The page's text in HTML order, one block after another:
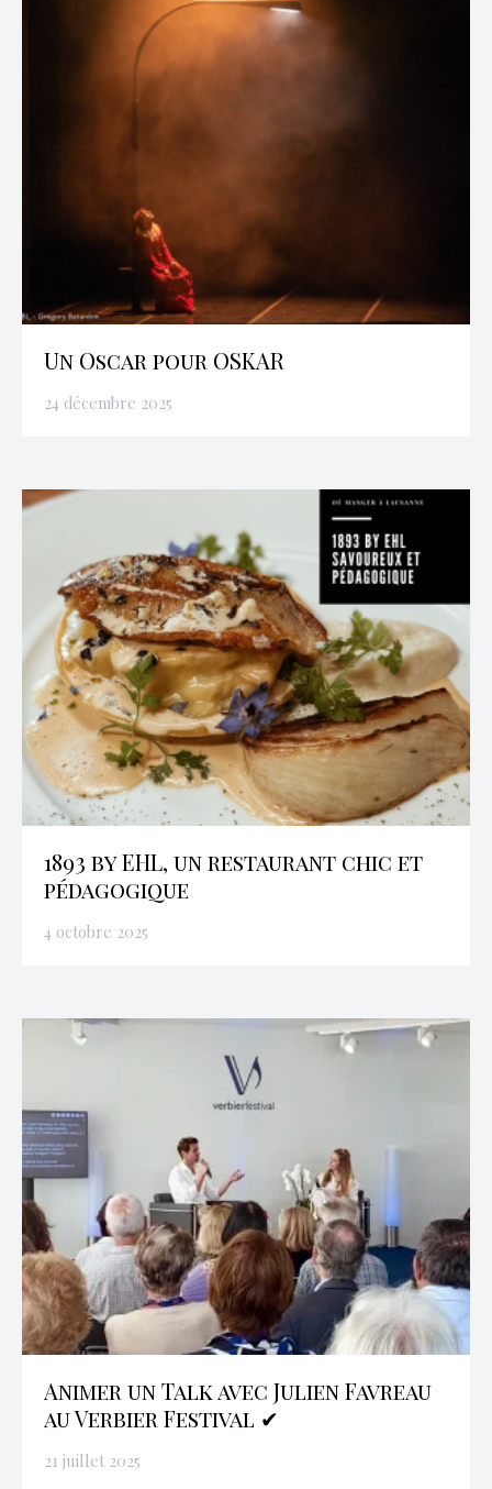
Un Oscar pour OSKAR
24 décembre 2025
1893 by EHL, un restaurant chic et
pédagogique
4 octobre 2025
Animer un Talk avec Julien Favreau
au Verbier Festival ✔
21 juillet 2025